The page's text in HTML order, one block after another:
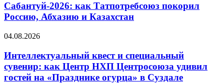
Сабантуй-2026: как Татпотребсоюз покорил
Россию, Абхазию и Казахстан
04.08.2026
Интеллектуальный квест и специальный
сувенир: как Центр НХП Центросоюза удивил
гостей на «Празднике огурца» в Суздале